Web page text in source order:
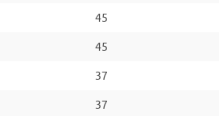
45
45
37
37